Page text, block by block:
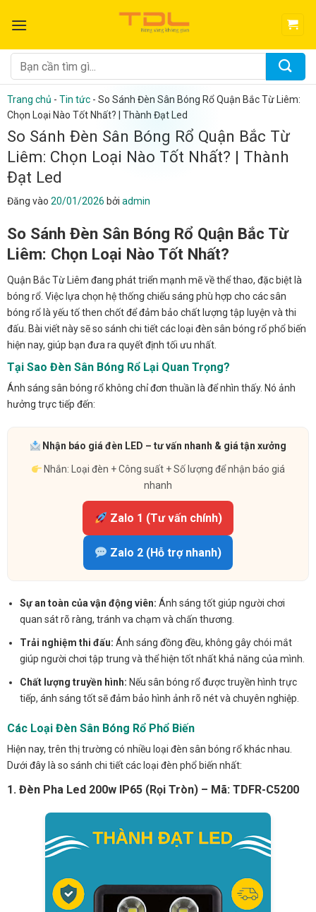
qua
dung
Tìm
kiếm:
Trang chủ - Tin tức - So Sánh Đèn Sân Bóng Rổ Quận Bắc Từ Liêm:
Chọn Loại Nào Tốt Nhất? | Thành Đạt Led
So Sánh Đèn Sân Bóng Rổ Quận Bắc Từ
Liêm: Chọn Loại Nào Tốt Nhất? | Thành
Đạt Led
Đăng vào 20/01/2026 bởi admin
So Sánh Đèn Sân Bóng Rổ Quận Bắc Từ
Liêm: Chọn Loại Nào Tốt Nhất?
Quận Bắc Từ Liêm đang phát triển mạnh mẽ về thể thao, đặc biệt là
bóng rổ. Việc lựa chọn hệ thống chiếu sáng phù hợp cho các sân
bóng rổ là yếu tố then chốt để đảm bảo chất lượng tập luyện và thi
đấu. Bài viết này sẽ so sánh chi tiết các loại đèn sân bóng rổ phổ biến
hiện nay, giúp bạn đưa ra quyết định tối ưu nhất.
Tại Sao Đèn Sân Bóng Rổ Lại Quan Trọng?
Ánh sáng sân bóng rổ không chỉ đơn thuần là để nhìn thấy. Nó ảnh
hưởng trực tiếp đến:
Nhận báo giá đèn LED – tư vấn nhanh & giá tận xưởng
Nhắn: Loại đèn + Công suất + Số lượng để nhận báo giá
nhanh
Zalo 1 (Tư vấn chính)
Zalo 2 (Hỗ trợ nhanh)
Sự an toàn của vận động viên: Ánh sáng tốt giúp người chơi
quan sát rõ ràng, tránh va chạm và chấn thương.
Trải nghiệm thi đấu: Ánh sáng đồng đều, không gây chói mắt
giúp người chơi tập trung và thể hiện tốt nhất khả năng của mình.
Chất lượng truyền hình: Nếu sân bóng rổ được truyền hình trực
tiếp, ánh sáng tốt sẽ đảm bảo hình ảnh rõ nét và chuyên nghiệp.
Các Loại Đèn Sân Bóng Rổ Phổ Biến
Hiện nay, trên thị trường có nhiều loại đèn sân bóng rổ khác nhau.
Dưới đây là so sánh chi tiết các loại đèn phổ biến nhất:
1. Đèn Pha Led 200w IP65 (Rọi Tròn) – Mã: TDFR-C5200